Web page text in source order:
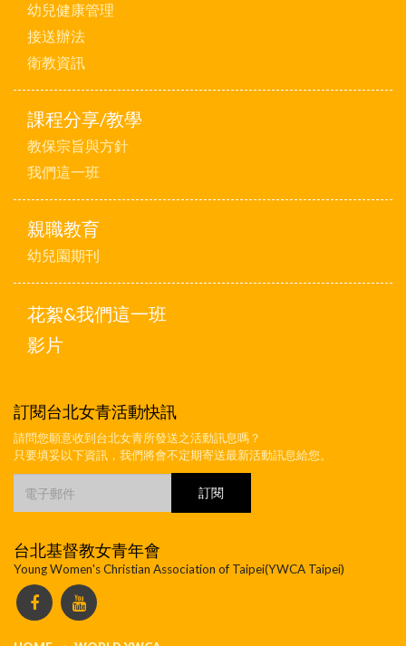
幼兒健康管理
接送辦法
衛教資訊
課程分享/教學
教保宗旨與方針
我們這一班
親職教育
幼兒園期刊
花絮&我們這一班
影片
訂閱台北女青活動快訊
請問您願意收到台北女青所發送之活動訊息嗎？
只要填妥以下資訊，我們將會不定期寄送最新活動訊息給您。
台北基督教女青年會
Young Women's Christian Association of Taipei(YWCA Taipei)